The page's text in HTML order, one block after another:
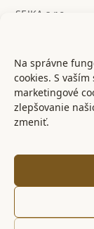
Na správne
cookies. S
marketingové
zlepšovanie
zmeniť.
SEJKA s.r.o.
IČ DPH:
📞 +421 948 528
✉
©